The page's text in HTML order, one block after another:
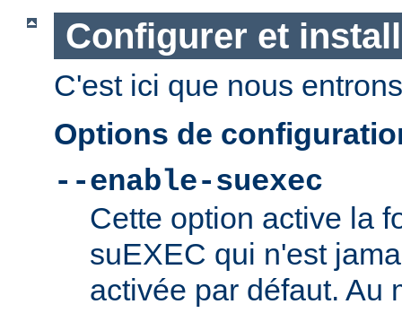
Configurer et
C'est ici que nous
Options de
--enable-suexec
Cette option active la
suEXEC qui n'est
activée par défaut. Au